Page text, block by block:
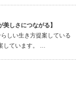
しさにつながる】
しい生き方提案している
しています。 …